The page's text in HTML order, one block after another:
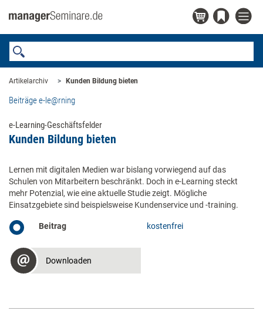
Artikelarchiv Kunden Bildung bieten
Beiträge e-le@rning
e-Learning-Geschäftsfelder
Kunden Bildung bieten
Lernen mit digitalen Medien war bislang vorwiegend auf das
Schulen von Mitarbeitern beschränkt. Doch in e-Learning steckt
mehr Potenzial, wie eine aktuelle Studie zeigt. Mögliche
Einsatzgebiete sind beispielsweise Kundenservice und -training.
Beitrag kostenfrei
Downloaden